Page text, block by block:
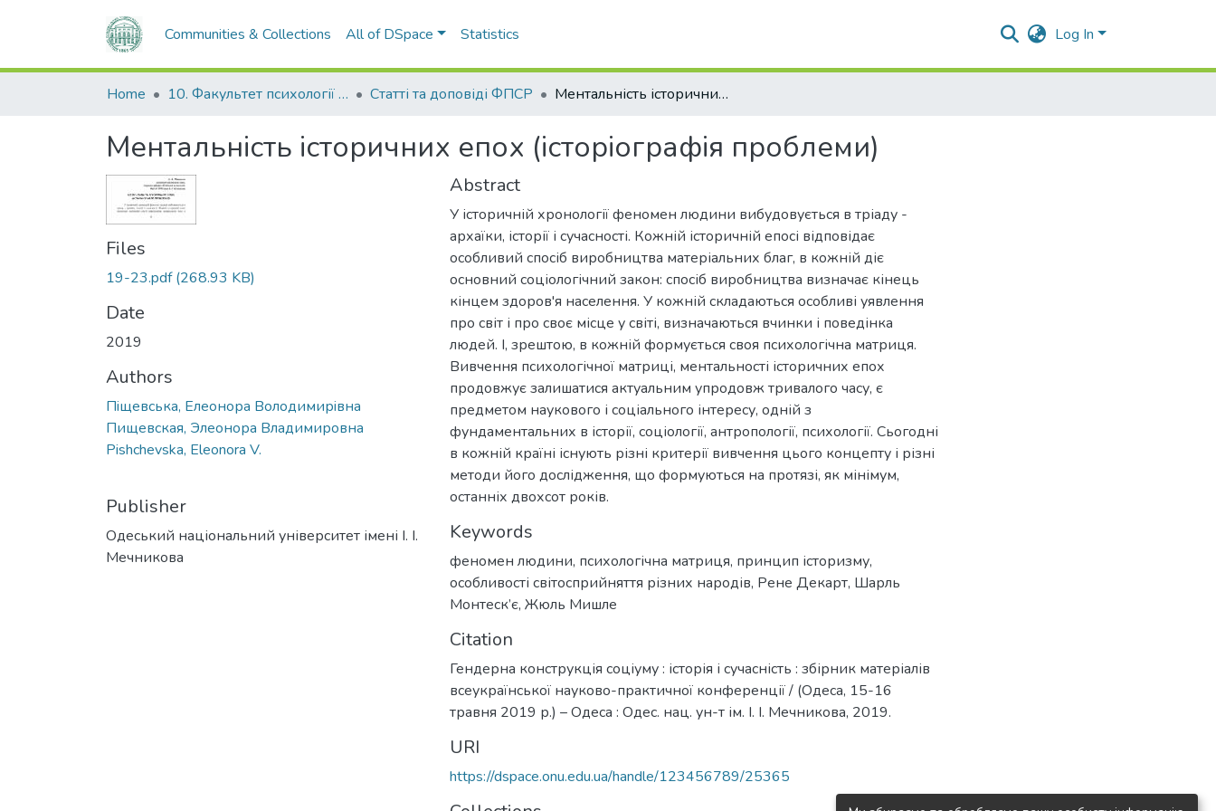
Communities & Collections All of DSpace Statistics Log In
Home 10. Факультет психології та соціальної роботи Статті та доповіді ФПСР Ментальність історичних епох (історіографія проблеми)
Ментальність історичних епох (історіографія проблеми)
Files
19-23.pdf(268.93 KB)
Date
2019
Authors
Пiщевська, Елеонора Володимирiвна
Пищевская, Элеонора Владимировна
Pishchevska, Eleonora V.
Publisher
Одеський національний університет імені І. І.
Мечникова
Abstract
У історичній хронології феномен людини вибудовується в тріаду -
архаїки, історії і сучасності. Кожній історичній епосі відповідає
особливий спосіб виробництва матеріальних благ, в кожній діє
основний соціологічний закон: спосіб виробництва визначає кінець
кінцем здоров'я населення. У кожній складаються особливі уявлення
про світ і про своє місце у світі, визначаються вчинки і поведінка
людей. І, зрештою, в кожній формується своя психологічна матриця.
Вивчення психологічної матриці, ментальності історичних епох
продовжує залишатися актуальним упродовж тривалого часу, є
предметом наукового і соціального інтересу, одній з
фундаментальних в історії, соціології, антропології, психології. Сьогодні
в кожній країні існують різні критерії вивчення цього концепту і різні
методи його дослідження, що формуються на протязі, як мінімум,
останніх двохсот років.
Keywords
феномен людини, психологічна матриця, принцип історизму,
особливості світосприйняття різних народів, Рене Декарт, Шарль
Монтеск’є, Жюль Мишле
Citation
Гендерна конструкція соціуму : історія і сучасність : збірник матеріалів
всеукраїнської науково-практичної конференції / (Одеса, 15-16
травня 2019 р.) – Одеса : Одес. нац. ун-т ім. І. І. Мечникова, 2019.
URI
https://dspace.onu.edu.ua/handle/123456789/25365